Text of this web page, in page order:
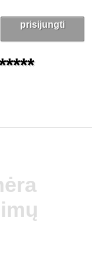
prisijungti